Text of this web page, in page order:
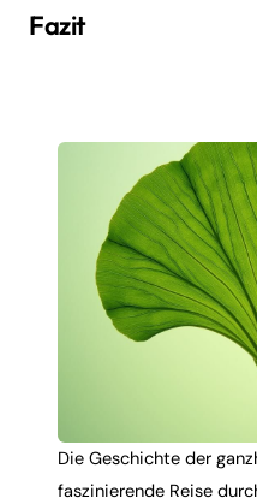
Fazit
Die Geschichte der
faszinierende Reise